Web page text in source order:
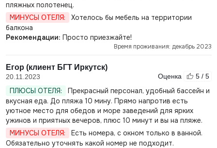
пляжных полотенец.
МИНУСЫ ОТЕЛЯ:
Хотелось бы мебель на территории
балкона
Рекомендации: Просто приезжайте!
Время проживания: декабрь 2023
Егор (клиент БГТ Иркутск)
20.11.2023 Оценка 5 / 5
ПЛЮСЫ ОТЕЛЯ:
Прекрасный персонал, удобный бассейн и
вкусная еда. До пляжа 10 мину. Прямо напротив есть
уютное место для обедов и море заведений для ярких
ужинов и приятных вечеров, плюс 10 минут и вы на пляже.
МИНУСЫ ОТЕЛЯ:
Есть номера, с окном только в ванной.
Обязательно уточнять какой номер не подходит.